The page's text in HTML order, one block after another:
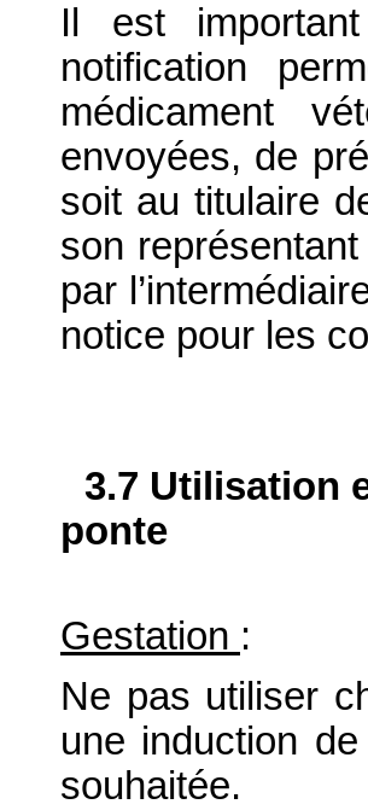
Il est
notification
médicament
envoyées, de
soit au titulaire
son
par
notice pour les
3.7 Utilisation
ponte
Gestation :
Ne pas utiliser
une induction
souhaitée.